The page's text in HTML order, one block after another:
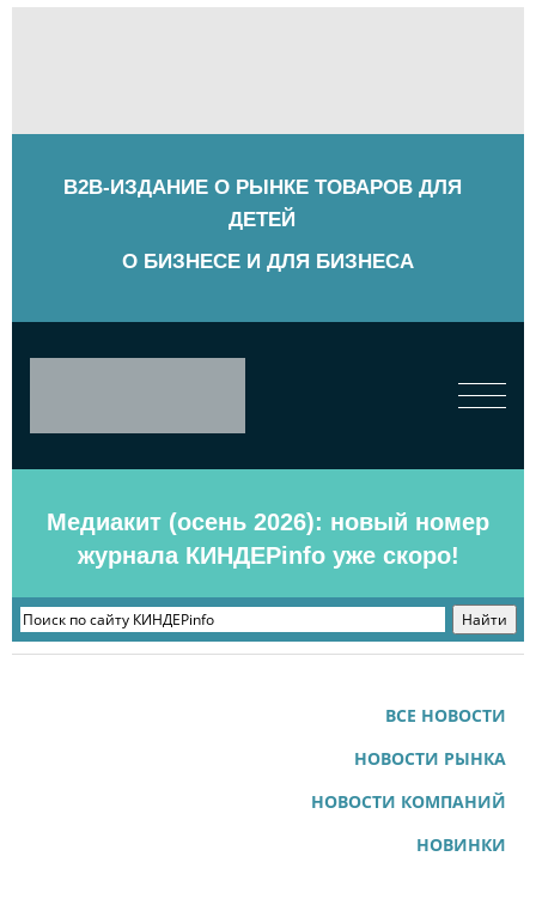
B2B-ИЗДАНИЕ О РЫНКЕ ТОВАРОВ ДЛЯ
ДЕТЕЙ
О БИЗНЕСЕ И ДЛЯ БИЗНЕСА
Медиакит (осень 2026): новый номер
журнала КИНДЕРinfo уже скоро!
ВСЕ НОВОСТИ
НОВОСТИ РЫНКА
НОВОСТИ КОМПАНИЙ
НОВИНКИ